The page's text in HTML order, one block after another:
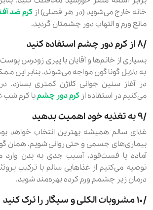
خانه خارج می‌شوید (در هر فصلی) ازکرم ضد
مانع ورم و التهاب دور چشمتان گردید.
۸٫ از کرم دور چشم استفاده کنید
بسیاری از خانم‌ها و آقایان با پیری زودرس
به دلایل گوناگون مواجه می‌شوند.
در آغاز سنین جوانی کلاژن کمتری بسازد.
می‌کنیم در استفاده از کرم دور چشمیا کرم شب
۹٫ به تغذیه خود اهمیت بدهید
غذای سالم همیشه بهترین انتخاب خواهد
بیماری‌های جسمی و حتی روانی شویم. همان
آماده یا فست‌فود، آسیب جدی به بدن وارد
توصیه می‌کنیم از غذاهایی سالم با ترکیب
درمان زیر چشمم ورم کرده بهره‌مند شوید.
۱۰٫ مشروبات الکلی و سیگار را ترک کنید